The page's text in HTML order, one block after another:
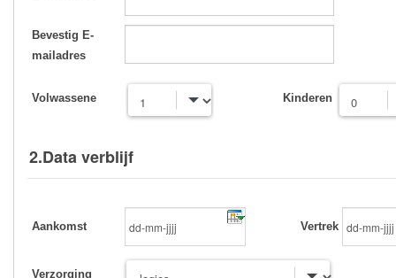
Bevestig E-
mailadres
Volwassene Kinderen
2.Data verblijf
Aankomst Vertrek
Verzorging